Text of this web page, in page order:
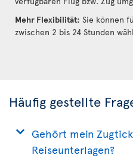
Mehr Flexibilität: Sie können
zwischen 2 bis 24 Stunden
Häufig gestellte
Gehört mein
Reiseunterlagen?